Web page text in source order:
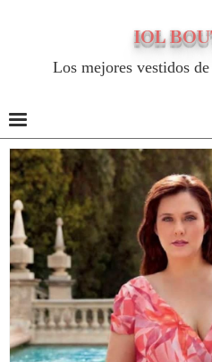
IOL
Los mejores vestidos